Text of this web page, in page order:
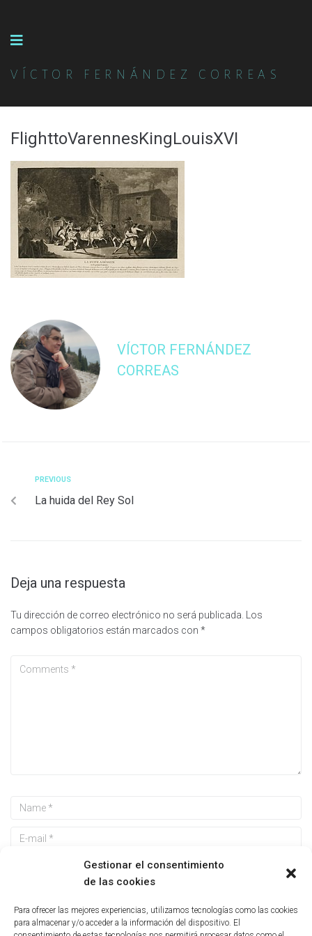
Gestionar el consentimiento
de las cookies
Para ofrecer las mejores experiencias, utilizamos tecnologías como las cookies
para almacenar y/o acceder a la información del dispositivo. El
VÍCTOR FERNÁNDEZ CORREAS
FlighttoVarennesKingLouisXVI
VÍCTOR FERNÁNDEZ
CORREAS
PREVIOUS
La huida del Rey Sol
Deja una respuesta
Tu dirección de correo electrónico no será publicada.
Los
campos obligatorios están marcados con *
Guarda mi nombre, correo electrónico y web en este
navegador para la próxima vez que comente.